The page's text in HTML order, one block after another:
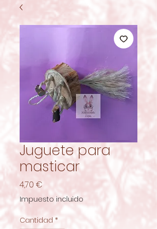
Juguete para
masticar
4,70 €
Impuesto incluido
Cantidad *